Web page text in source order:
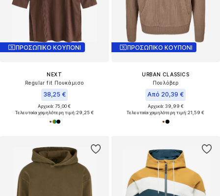
ΠΡΟΣΩΠΙΚΟ ΚΟΥΠΟΝΙ
NEXT
Regular fit Πουκάμισο
38,25 €
Αρχικά: 75,00 €
Τελευταία χαμηλότερη τιμή:29,25 €
ΠΡΟΣΩΠΙΚΟ ΚΟΥΠΟΝΙ
URBAN CLASSICS
Πουλόβερ
Από 20,39 €
Αρχικά: 39,99 €
Τελευταία χαμηλότερη τιμή:21,59 €